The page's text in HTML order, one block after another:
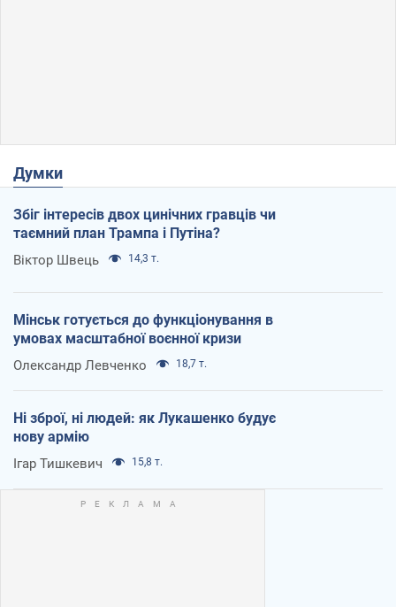
Думки
Збіг інтересів двох цинічних гравців чи
таємний план Трампа і Путіна?
Віктор Швець 14,3 т.
Мінськ готується до функціонування в
умовах масштабної воєнної кризи
Олександр Левченко 18,7 т.
Ні зброї, ні людей: як Лукашенко будує
нову армію
Ігар Тишкевич 15,8 т.